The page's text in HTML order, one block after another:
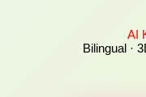
AI
Bilingual ·